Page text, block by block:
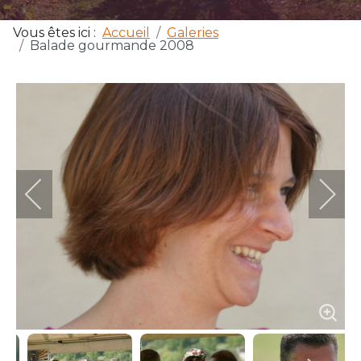
Vous êtes ici : Accueil
Galeries
Balade gourmande 2008